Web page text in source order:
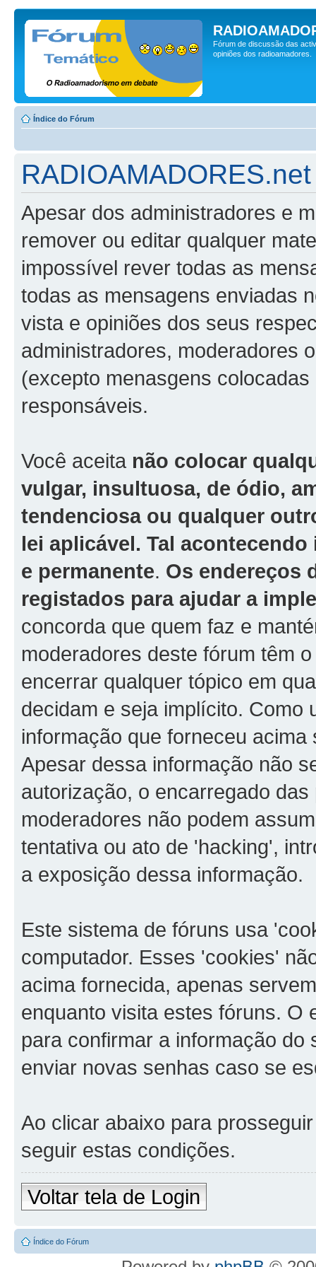
Fórum de discussão das
opiniões dos radioamadores.
Índice do Fórum
Apesar dos administradores e
remover ou editar qualquer
impossível rever todas as
todas as mensagens enviadas
vista e opiniões dos seus
administradores, moderadores
(excepto menasgens
responsáveis.
Você aceita não colocar
vulgar, insultuosa, de ódio,
tendenciosa ou qualquer
lei aplicável. Tal
e permanente. Os endereços
registados para ajudar a
concorda que quem faz e
moderadores deste fórum têm
encerrar qualquer tópico em
decidam e seja implícito. Como
informação que forneceu
Apesar dessa informação não
autorização, o encarregado
moderadores não podem
tentativa ou ato de 'hacking',
a exposição dessa informação.
Este sistema de fóruns usa
computador. Esses 'cookies'
acima fornecida, apenas
enquanto visita estes fóruns. O
para confirmar a informação
enviar novas senhas caso se
Ao clicar abaixo para
seguir estas condições.
Voltar tela de Login
Índice do Fórum